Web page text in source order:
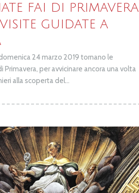
FAI DI PRIMAVERA
GUIDATE A
24 marzo 2019 tornano le
Primavera, per avvicinare ancora una volta
alla scoperta del...